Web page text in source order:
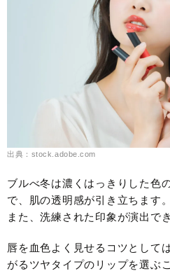
出典：stock.adobe.com
ブルべ冬は濃くはっきりした色
で、肌の透明感が引き立ちます。
また、洗練された印象が演出で
唇を血色よく見せるコツとして
がるツヤタイプのリップを選ぶこ